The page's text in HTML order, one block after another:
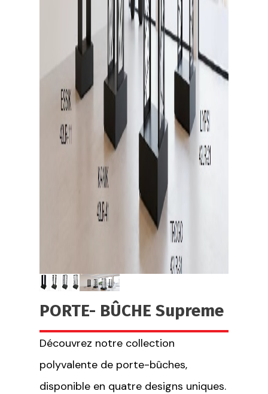
PORTE- BÛCHE Supreme
Découvrez notre collection
polyvalente de porte-bûches,
disponible en quatre designs uniques.